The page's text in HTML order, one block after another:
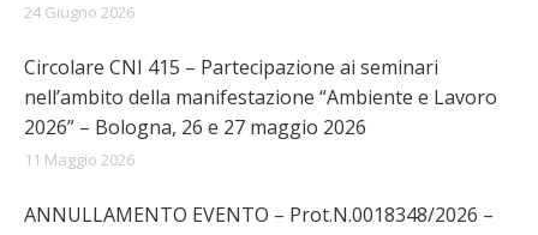
24 Giugno 2026
Circolare CNI 415 – Partecipazione ai seminari
nell’ambito della manifestazione “Ambiente e Lavoro
2026” – Bologna, 26 e 27 maggio 2026
11 Maggio 2026
ANNULLAMENTO EVENTO – Prot.N.0018348/2026 –